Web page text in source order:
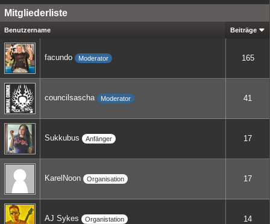
Mitgliederliste
Benutzername Beiträge
facundo Moderator 165
councilsascha Moderator 41
Sukkubus Anfänger 17
KarelNoon Organisation 17
AJ Sykes Organistation 14